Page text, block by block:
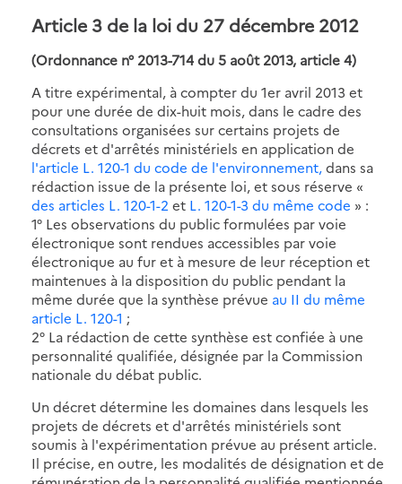
Article 3 de la loi du 27 décembre 2012
(Ordonnance n° 2013-714 du 5 août 2013, article 4)
A titre expérimental, à compter du 1er avril 2013 et
pour une durée de dix-huit mois, dans le cadre des
consultations organisées sur certains projets de
décrets et d'arrêtés ministériels en application de
l'article L. 120-1 du code de l'environnement,dans sa
rédaction issue de la présente loi, et sous réserve «
des articles L. 120-1-2 et L. 120-1-3 du même code » :
1° Les observations du public formulées par voie
électronique sont rendues accessibles par voie
électronique au fur et à mesure de leur réception et
maintenues à la disposition du public pendant la
même durée que la synthèse prévue au II du même
article L. 120-1 ;
2° La rédaction de cette synthèse est confiée à une
personnalité qualifiée, désignée par la Commission
nationale du débat public.
Un décret détermine les domaines dans lesquels les
projets de décrets et d'arrêtés ministériels sont
soumis à l'expérimentation prévue au présent article.
Il précise, en outre, les modalités de désignation et de